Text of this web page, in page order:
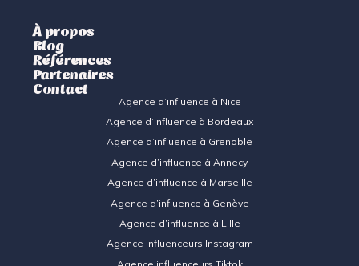
À propos
Blog
Références
Partenaires
Contact
Agence d’influence à Nice
Agence d’influence à Bordeaux
Agence d’influence à Grenoble
Agence d’influence à Annecy
Agence d’influence à Marseille
Agence d’influence à Genève
Agence d’influence à Lille
Agence influenceurs Instagram